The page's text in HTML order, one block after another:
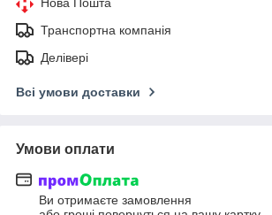
Транспортна компанія
Делівері
Всі умови доставки
Умови оплати
Ви отримаєте замовлення